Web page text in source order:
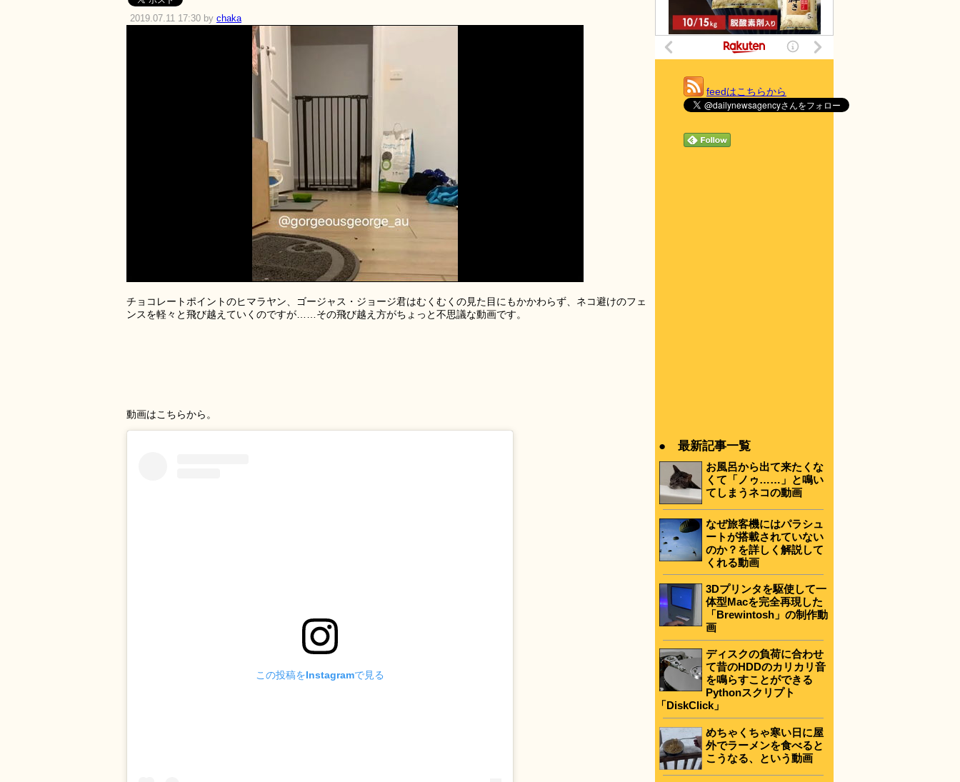
2019.07.11 17:30 by chaka
チョコレートポイントのヒマラヤン、ゴージャス・ジョージ君はむくむくの見た目にもかかわらず、ネコ避けのフェ
ンスを軽々と飛び越えていくのですが……その飛び越え方がちょっと不思議な動画です。
動画はこちらから。
この投稿をInstagramで見る
feedはこちらから
● 最新記事一覧
お風呂から出て来たくな
くて「ノゥ……」と鳴い
てしまうネコの動画
なぜ旅客機にはパラシュ
ートが搭載されていない
のか？を詳しく解説して
くれる動画
3Dプリンタを駆使して一
体型Macを完全再現した
「Brewintosh」の制作動
画
ディスクの負荷に合わせ
て昔のHDDのカリカリ音
を鳴らすことができる
Pythonスクリプト
「DiskClick」
めちゃくちゃ寒い日に屋
外でラーメンを食べると
こうなる、という動画